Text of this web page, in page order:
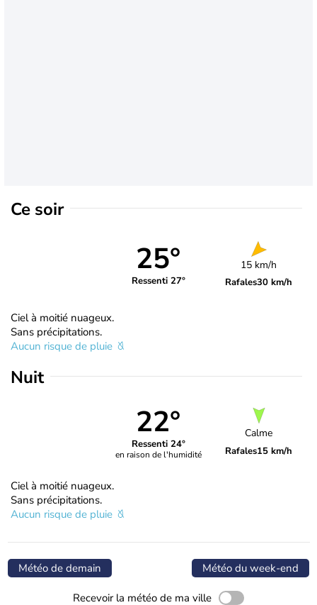
Ce soir
25°
Ressenti 27°
15 km/h
Rafales30 km/h
Ciel à moitié nuageux.
Sans précipitations.
Aucun risque de pluie
Nuit
22°
Ressenti 24°
en raison de l'humidité
Calme
Rafales15 km/h
Ciel à moitié nuageux.
Sans précipitations.
Aucun risque de pluie
Météo de demain Météo du week-end
Recevoir la météo de ma ville